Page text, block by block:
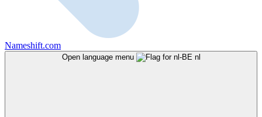
Nameshift.com
Open language menu nl